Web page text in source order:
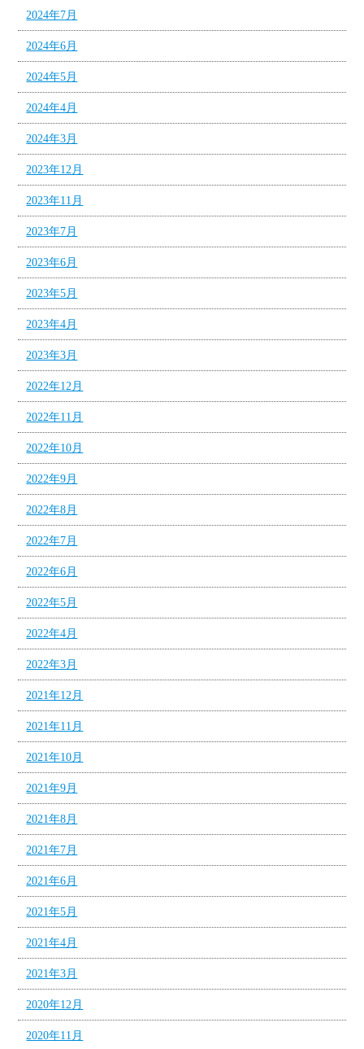
2024年7月
2024年6月
2024年5月
2024年4月
2024年3月
2023年12月
2023年11月
2023年7月
2023年6月
2023年5月
2023年4月
2023年3月
2022年12月
2022年11月
2022年10月
2022年9月
2022年8月
2022年7月
2022年6月
2022年5月
2022年4月
2022年3月
2021年12月
2021年11月
2021年10月
2021年9月
2021年8月
2021年7月
2021年6月
2021年5月
2021年4月
2021年3月
2020年12月
2020年11月